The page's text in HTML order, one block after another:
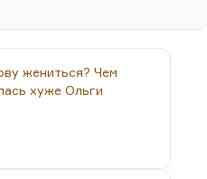
И мне очень
после всякого
Вот тут в
какое-то
о том, как меняется
жениться? Чем
хуже Ольги